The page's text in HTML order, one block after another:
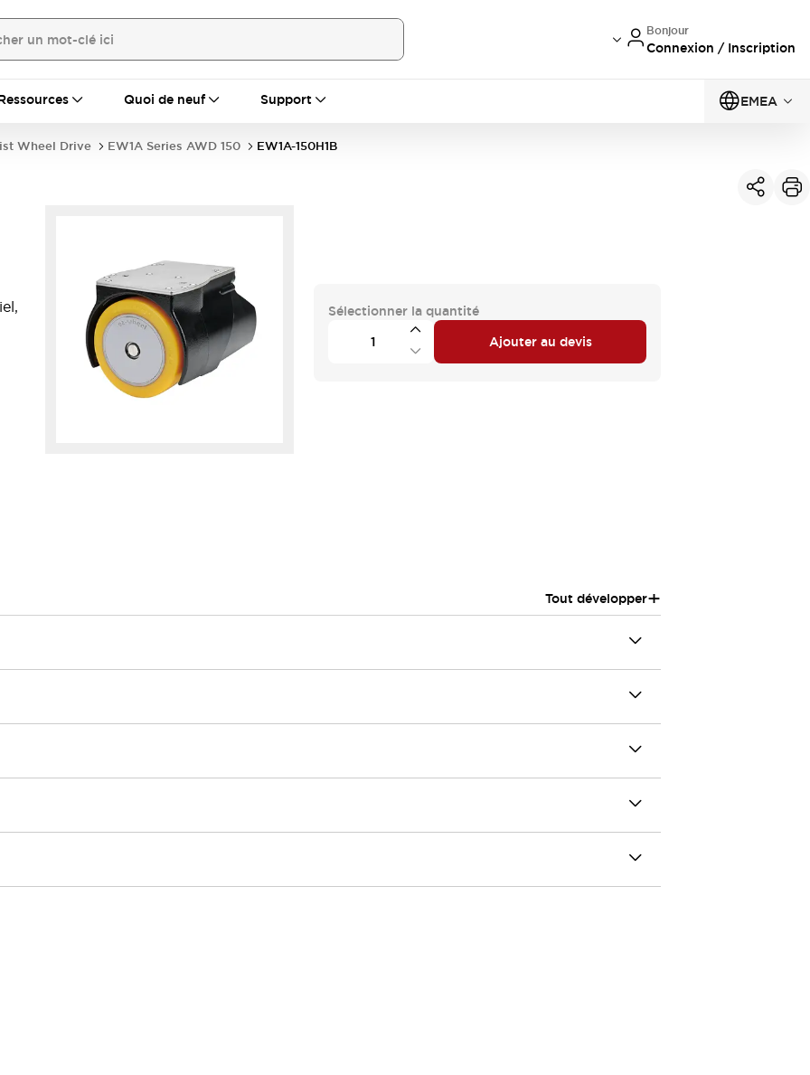
Bonjour
Connexion / Inscription
Quoi de neuf Support EMEA
Wheel Drive EW1A Series AWD 150 EW1A-150H1B
Sélectionner la quantité
Ajouter au devis
Tout développer+